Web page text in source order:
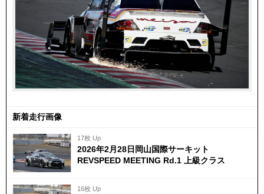
新着走行画像
17枚 Up
2026年2月28日岡山国際サーキット
REVSPEED MEETING Rd.1 上級クラス
16枚 Up